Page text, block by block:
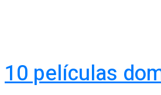
10 películas